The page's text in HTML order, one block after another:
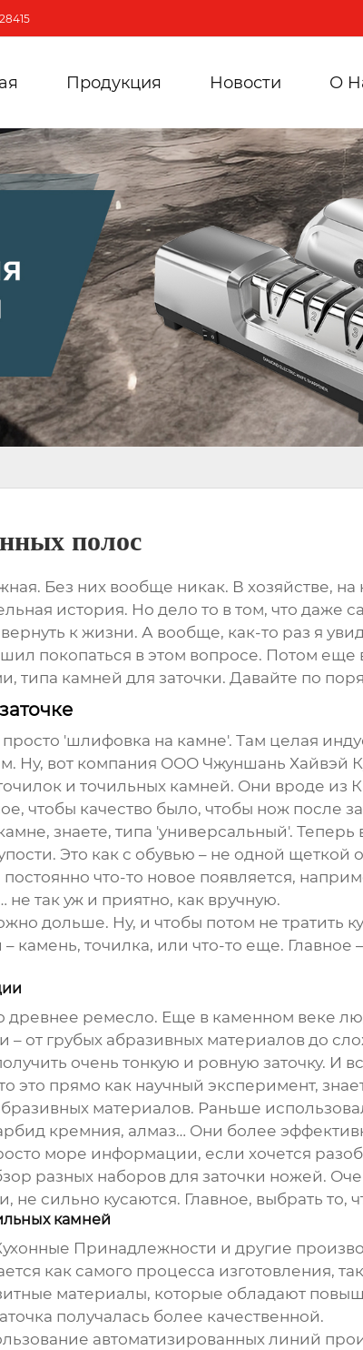
Продукция Новости О
полос
Без них вообще никак. В хозяйстве, на
история. Но дело то в том, что
к жизни. А вообще, как-то раз я
покопаться в этом вопросе. Потом еще
типа камней для заточки. Давайте по
'шлифовка на камне'. Там целая
Ну, вот компания ООО Чжуншань Хайвэй
и точильных камней. Они вроде из
чтобы качество было, чтобы нож после
знаете, типа 'универсальный'. Теперь
Это как с обувью – не одной
что-то новое появляется,
не так уж и приятно, как вручную.
дольше. Ну, и чтобы потом не тратить
камень, точилка, или что-то еще.
древнее ремесло. Еще в каменном веке
от грубых абразивных материалов до
очень тонкую и ровную заточку. И
это прямо как научный эксперимент,
материалов. Раньше
кремния, алмаз… Они более
море информации, если хочется
разных наборов для заточки ножей.
не сильно кусаются. Главное, выбрать
камней
Принадлежности и другие
как самого процесса изготовления,
материалы, которые обладают
получалась более качественной.
автоматизированных линий